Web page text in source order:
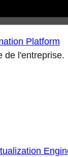
Platform
de l'entreprise.